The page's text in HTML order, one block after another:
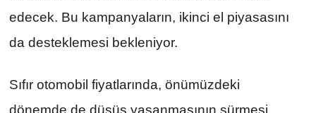
edecek. Bu kampanyaların, ikinci el piyasasını
da desteklemesi bekleniyor.
Sıfır otomobil fiyatlarında, önümüzdeki
dönemde de düşüş yaşanmasının sürmesi